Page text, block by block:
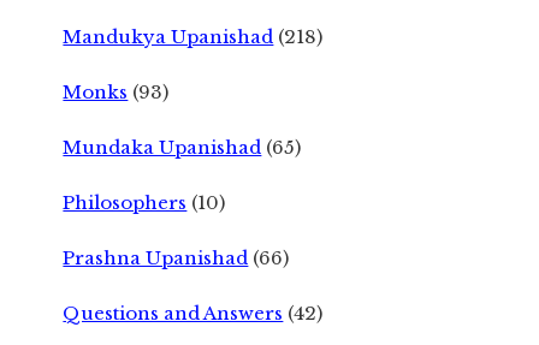
Mandukya Upanishad (218)
Monks (93)
Mundaka Upanishad (65)
Philosophers (10)
Prashna Upanishad (66)
Questions and Answers (42)